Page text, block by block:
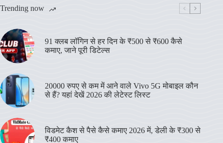
Trending now
91 क्लब लॉगिन से हर दिन के ₹500 से ₹600 कैसे
कमाए, जाने पूरी डिटेल्स
20000 रुपए से कम में आने वाले Vivo 5G मोबाइल कौन
से हैं? यहां देखें 2026 की लेटेस्ट लिस्ट
विडमेट कैश से पैसे कैसे कमाए 2026 में, डेली के ₹300 से
₹400 कमाए